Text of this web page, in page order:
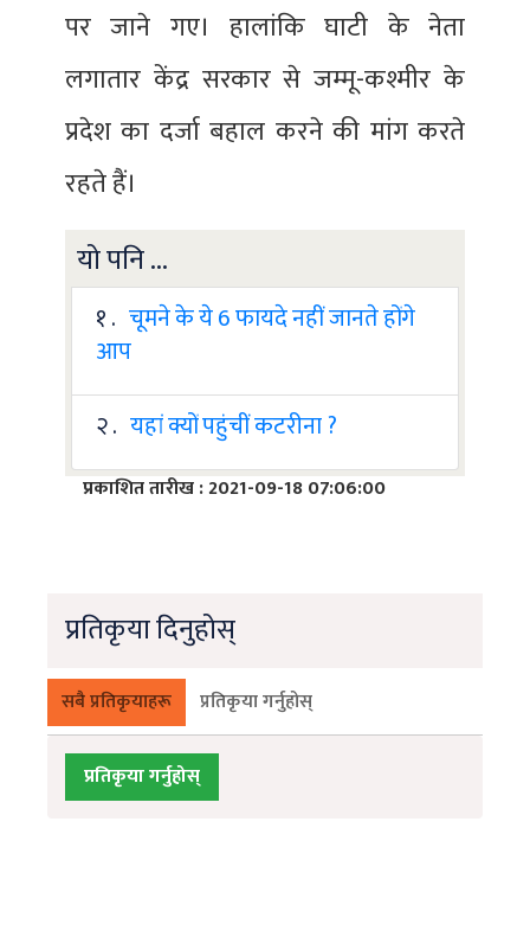
पर जाने गए। हालांकि घाटी के नेता
लगातार केंद्र सरकार से जम्मू-कश्मीर के
प्रदेश का दर्जा बहाल करने की मांग करते
रहते हैं।
यो पनि ...
१ . चूमने के ये 6 फायदे नहीं जानते होंगे
आप
२ . यहां क्यों पहुंचीं कटरीना ?
प्रकाशित तारीख : 2021-09-18 07:06:00
प्रतिकृया दिनुहोस्
सबै प्रतिकृयाहरू प्रतिकृया गर्नुहोस्
प्रतिकृया गर्नुहोस्